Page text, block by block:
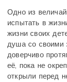
Одно из
испытать в
жизни своих
душа со своими
доверчиво
её, пока не
открыли перед